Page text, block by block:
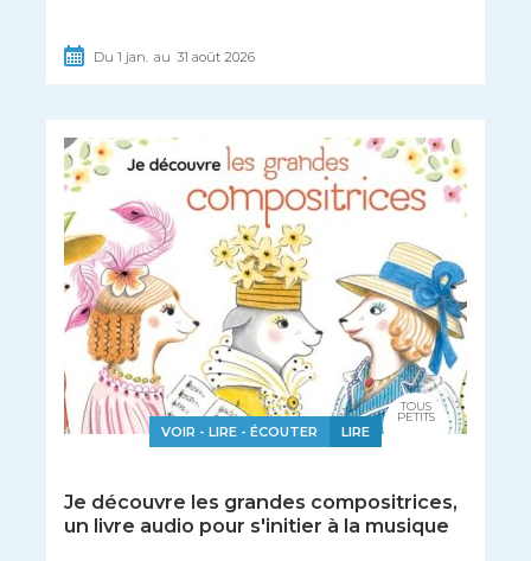
Du1 jan. au 31août 2026
VOIR - LIRE - ÉCOUTER LIRE
Je découvre les grandes compositrices,
un livre audio pour s'initier à la musique
TOUS
PETITS